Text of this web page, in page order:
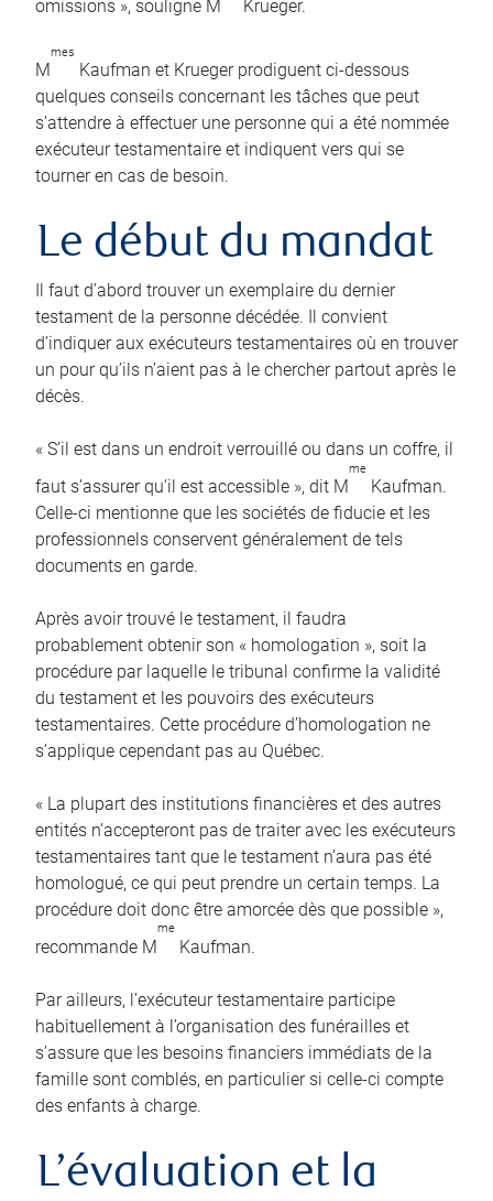
omissions », souligne M
Krueger.
M
mes
Kaufman et Krueger prodiguent ci-dessous
quelques conseils concernant les tâches que peut
s’attendre à effectuer une personne qui a été nommée
exécuteur testamentaire et indiquent vers qui se
tourner en cas de besoin.
Le début du mandat
Il faut d’abord trouver un exemplaire du dernier
testament de la personne décédée. Il convient
d’indiquer aux exécuteurs testamentaires où en trouver
un pour qu’ils n’aient pas à le chercher partout après le
décès.
« S’il est dans un endroit verrouillé ou dans un coffre, il
faut s’assurer qu’il est accessible », dit M
me
Kaufman.
Celle-ci mentionne que les sociétés de fiducie et les
professionnels conservent généralement de tels
documents en garde.
Après avoir trouvé le testament, il faudra
probablement obtenir son « homologation », soit la
procédure par laquelle le tribunal confirme la validité
du testament et les pouvoirs des exécuteurs
testamentaires. Cette procédure d’homologation ne
s’applique cependant pas au Québec.
« La plupart des institutions financières et des autres
entités n’accepteront pas de traiter avec les exécuteurs
testamentaires tant que le testament n’aura pas été
homologué, ce qui peut prendre un certain temps. La
procédure doit donc être amorcée dès que possible »,
recommande M
me
Kaufman.
Par ailleurs, l’exécuteur testamentaire participe
habituellement à l’organisation des funérailles et
s’assure que les besoins financiers immédiats de la
famille sont comblés, en particulier si celle-ci compte
des enfants à charge.
L’évaluation et la